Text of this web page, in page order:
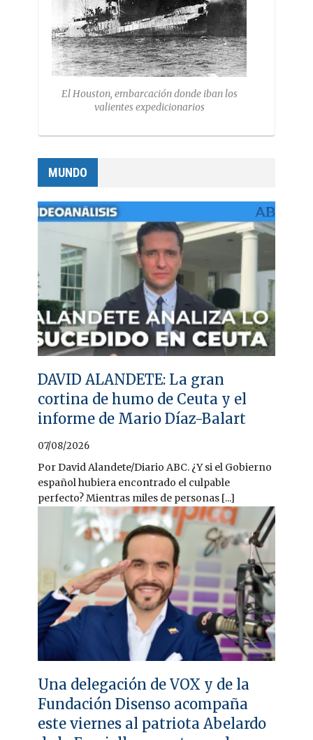
El Houston, embarcación donde iban los
valientes expedicionarios
MUNDO
DAVID ALANDETE: La gran
cortina de humo de Ceuta y el
informe de Mario Díaz-Balart
07/08/2026
Por David Alandete/Diario ABC. ¿Y si el Gobierno
español hubiera encontrado el culpable
perfecto? Mientras miles de personas [...]
Una delegación de VOX y de la
Fundación Disenso acompaña
este viernes al patriota Abelardo